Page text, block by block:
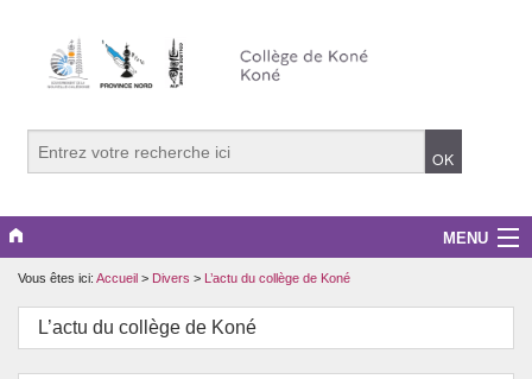
MENU
LE COLLEGE
LE CDI
Vous êtes ici: Accueil > Divers > L’actu du collège de Koné
L’actu du collège de Koné